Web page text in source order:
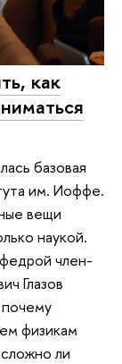
как
базовая
им. Иоффе.
вещи
наукой.
член-
Глазов
почему
физикам
ли